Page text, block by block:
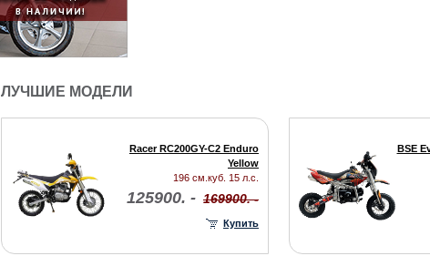
ЛУЧШИЕ МОДЕЛИ
Racer RC200GY-C2 Enduro
Yellow
196 см.куб. 15 л.с.
125900. - 169900. -
Купить
BSE